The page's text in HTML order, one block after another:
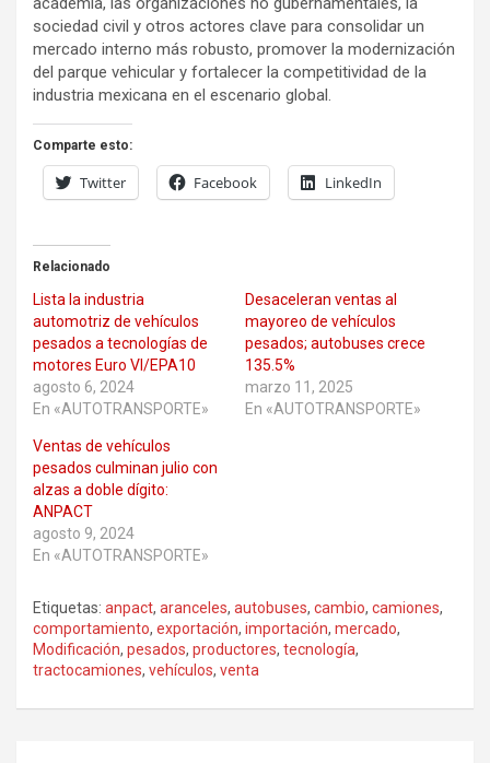
sociedad civil y otros actores clave para consolidar un
mercado interno más robusto, promover la modernización
del parque vehicular y fortalecer la competitividad de la
industria mexicana en el escenario global.
Comparte esto:
Twitter Facebook LinkedIn
Relacionado
Lista la industria
automotriz de vehículos
pesados a tecnologías de
motores Euro VI/EPA10
agosto 6, 2024
En «AUTOTRANSPORTE»
Desaceleran ventas al
mayoreo de vehículos
pesados; autobuses crece
135.5%
marzo 11, 2025
En «AUTOTRANSPORTE»
Ventas de vehículos
pesados culminan julio con
alzas a doble dígito:
ANPACT
agosto 9, 2024
En «AUTOTRANSPORTE»
Etiquetas: anpact, aranceles, autobuses, cambio, camiones,
comportamiento, exportación, importación, mercado,
Modificación, pesados, productores, tecnología,
tractocamiones, vehículos, venta